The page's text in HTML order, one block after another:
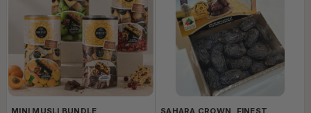
MINI MUSLI BUNDLE
SAHARA CROWN, FINEST